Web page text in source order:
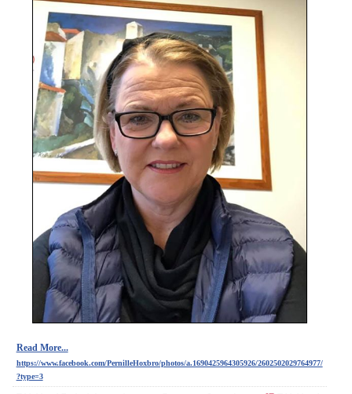
Read More...
https://www.facebook.com/PernilleHoxbro/photos/a.1690425964305926/2602502029764977/
?type=3